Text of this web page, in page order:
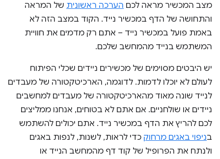
מצב המכשיר מראה לכם הערכה ראשונית של המראה
והתחושה של הדף במכשיר נייד. הקוד במצב הזה לא
באמת פועל במכשיר נייד – אתם רק מדמים את חוויית
המשתמש בנייד מהמחשב שלכם.
יש היבטים מסוימים של מכשירים ניידים שכלי הפיתוח
לעולם לא יוכלו לדמות. לדוגמה, הארכיטקטורה של מעבדים
לנייד שונה מאוד מהארכיטקטורה של מעבדים למחשבים
ניידים או שולחניים. אם אתם לא בטוחים, אנחנו ממליצים
לכם להריץ את הדף במכשיר נייד. אתם יכולים להשתמש
בניפוי באגים מרחוק כדי לראות, לשנות, לנפות באגים
ולנתח את הפרופיל של קוד דף מהמחשב הנייד או